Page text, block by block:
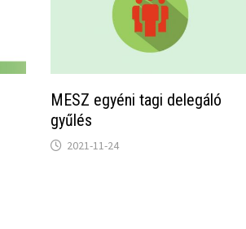
MESZ egyéni tagi delegáló
gyűlés
2021-11-24